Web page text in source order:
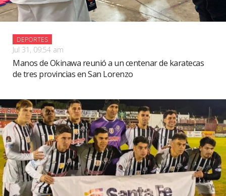
DEPORTES
Jul 31, 09:54 am
Manos de Okinawa reunió a un centenar de karatecas
de tres provincias en San Lorenzo